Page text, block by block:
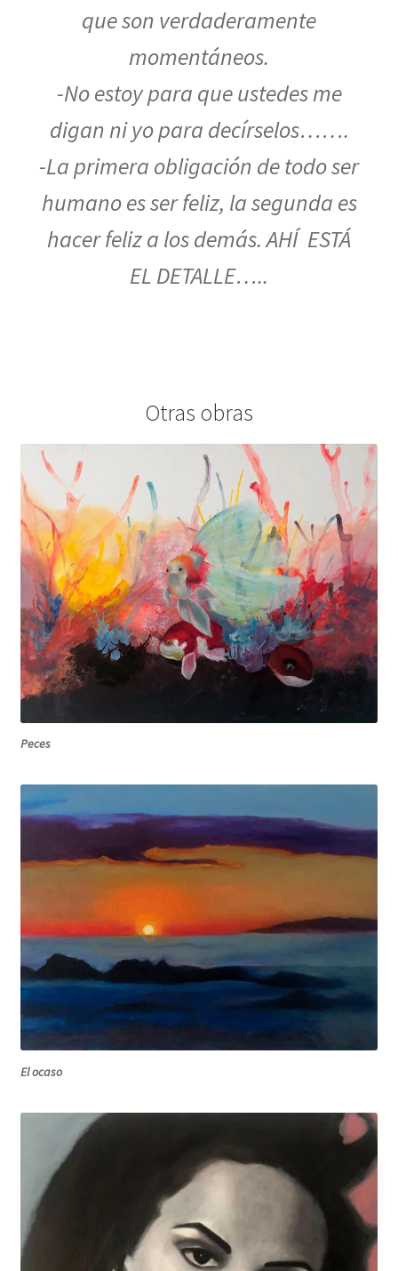
que son verdaderamente
momentáneos.
-No estoy para que ustedes me
digan ni yo para decírselos…….
-La primera obligación de todo ser
humano es ser feliz, la segunda es
hacer feliz a los demás. AHÍ ESTÁ
EL DETALLE…..
Otras obras
Peces
El ocaso